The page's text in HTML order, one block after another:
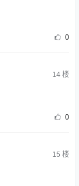
0
14楼
0
15 楼